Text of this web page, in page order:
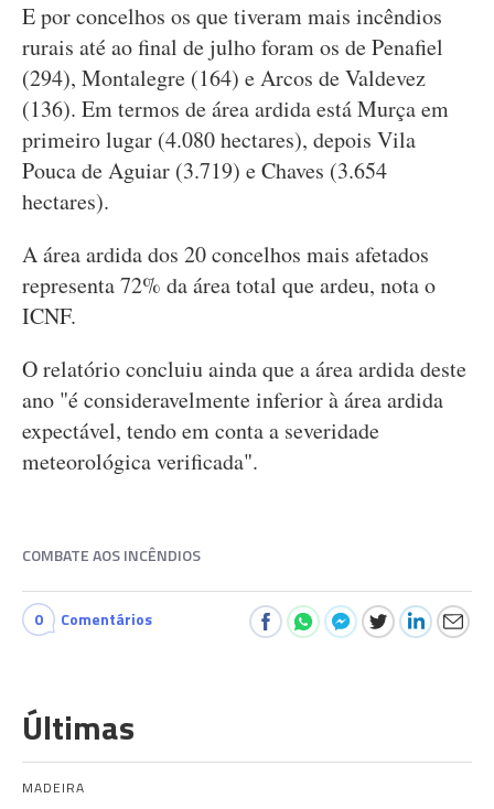
E por concelhos os que tiveram mais incêndios
rurais até ao final de julho foram os de Penafiel
(294), Montalegre (164) e Arcos de Valdevez
(136). Em termos de área ardida está Murça em
primeiro lugar (4.080 hectares), depois Vila
Pouca de Aguiar (3.719) e Chaves (3.654
hectares).
A área ardida dos 20 concelhos mais afetados
representa 72% da área total que ardeu, nota o
ICNF.
O relatório concluiu ainda que a área ardida deste
ano "é consideravelmente inferior à área ardida
expectável, tendo em conta a severidade
meteorológica verificada".
COMBATE AOS INCÊNDIOS
0 Comentários
Últimas
MADEIRA